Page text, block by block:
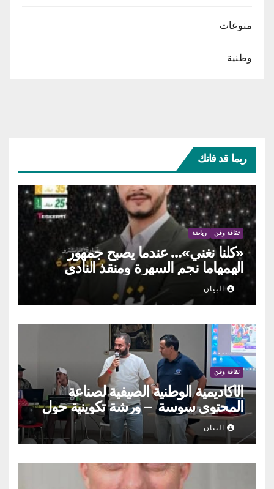
منوعات
وطنية
ربما قد فاتك
ثقافة وفن رياضة
«كلنا نغني»… عندما يصبح جمهور
الهمهاما نجم السهرة ومنقذ النادي
البيان
ثقافة وفن
الأكاديمية الوطنية الصيفية لصناعة
المحتوى سوسة – ورشة تكوينية حول
الحوكمة التشاركية
البيان